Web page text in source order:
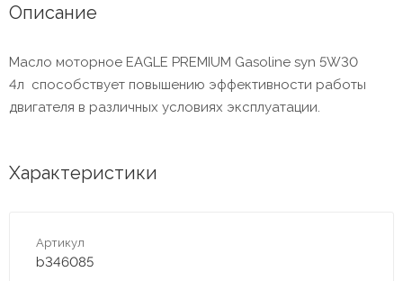
Описание
Масло моторное EAGLE PREMIUM Gasoline syn 5W30
4л способствует повышению эффективности работы
двигателя в различных условиях эксплуатации.
Характеристики
Артикул
b346085